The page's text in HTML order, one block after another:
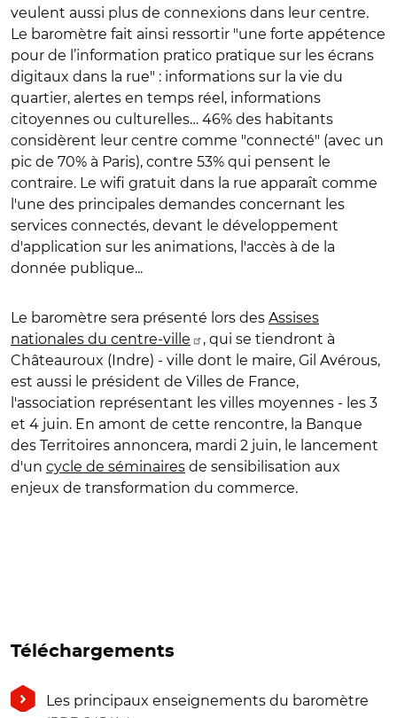
veulent aussi plus de connexions dans leur centre.
Le baromètre fait ainsi ressortir "une forte appétence
pour de l’information pratico pratique sur les écrans
digitaux dans la rue" : informations sur la vie du
quartier, alertes en temps réel, informations
citoyennes ou culturelles… 46% des habitants
considèrent leur centre comme "connecté" (avec un
pic de 70% à Paris), contre 53% qui pensent le
contraire. Le wifi gratuit dans la rue apparaît comme
l'une des principales demandes concernant les
services connectés, devant le développement
d'application sur les animations, l'accès à de la
donnée publique...
Le baromètre sera présenté lors des Assises
nationales du centre-ville
, qui se tiendront à
Châteauroux (Indre) - ville dont le maire, Gil Avérous,
est aussi le président de Villes de France,
l'association représentant les villes moyennes - les 3
et 4 juin. En amont de cette rencontre, la Banque
des Territoires annoncera, mardi 2 juin, le lancement
d'un cycle de séminaires de sensibilisation aux
enjeux de transformation du commerce.
Téléchargements
Les principaux enseignements du baromètre